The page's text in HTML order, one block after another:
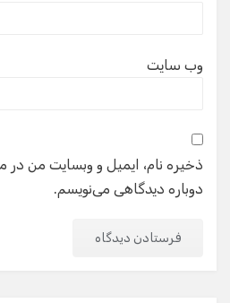
وب‌ سایت
ذخیره نام، ایمیل و وبسایت من در
دوباره دیدگاهی می‌نویسم.